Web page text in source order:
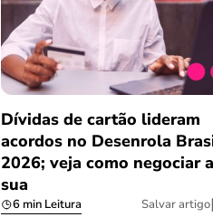
Dívidas de cartão lideram
acordos no Desenrola
2026; veja como negociar a
sua
6 min Leitura Salvar artigo